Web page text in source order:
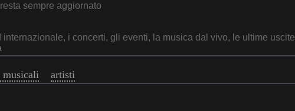
sempre aggiornato
i concerti, gli eventi, la musica dal vivo, le ultime uscite
musicali artisti